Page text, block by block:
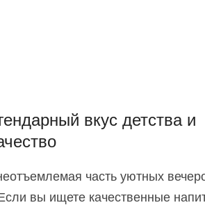
вкус детства и
часть уютных
вы ищете качественные